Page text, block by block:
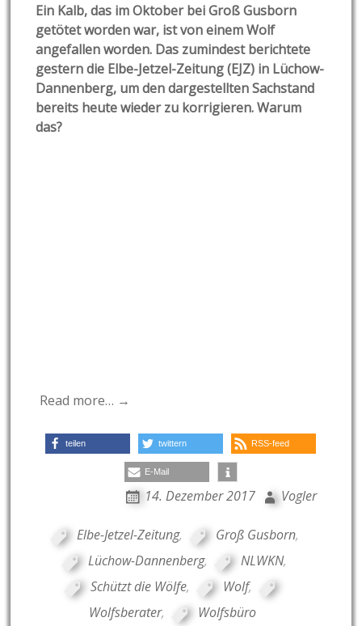
Ein Kalb, das im Oktober bei Groß Gusborn
getötet worden war, ist von einem Wolf
angefallen worden. Das zumindest berichtete
gestern die Elbe-Jetzel-Zeitung (EJZ) in Lüchow-
Dannenberg, um den dargestellten Sachstand
bereits heute wieder zu korrigieren. Warum
das?
Read more… →
teilen twittern RSS-feed
E-Mail
14. Dezember 2017 Vogler
Elbe-Jetzel-Zeitung, Groß Gusborn,
Lüchow-Dannenberg, NLWKN,
Schützt die Wölfe, Wolf,
Wolfsberater, Wolfsbüro